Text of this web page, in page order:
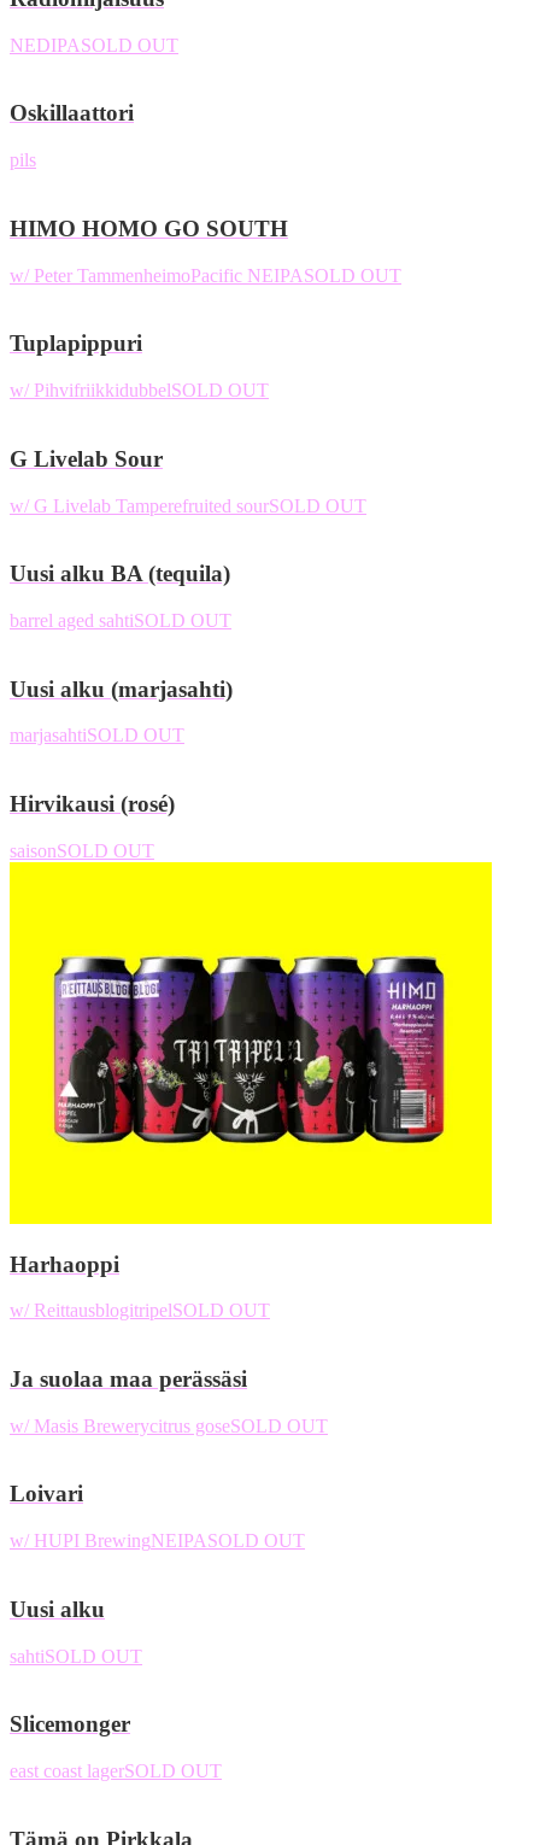
NEDIPASOLD OUT
Oskillaattori
pils
HIMO HOMO GO SOUTH
w/ Peter TammenheimoPacific NEIPASOLD OUT
Tuplapippuri
w/ PihvifriikkidubbelSOLD OUT
G Livelab Sour
w/ G Livelab Tamperefruited sourSOLD OUT
Uusi alku BA (tequila)
barrel aged sahtiSOLD OUT
Uusi alku (marjasahti)
marjasahtiSOLD OUT
Hirvikausi (rosé)
saisonSOLD OUT
Harhaoppi
w/ ReittausblogitripelSOLD OUT
Ja suolaa maa perässäsi
w/ Masis Brewerycitrus goseSOLD OUT
Loivari
w/ HUPI BrewingNEIPASOLD OUT
Uusi alku
sahtiSOLD OUT
Slicemonger
east coast lagerSOLD OUT
Tämä on Pirkkala